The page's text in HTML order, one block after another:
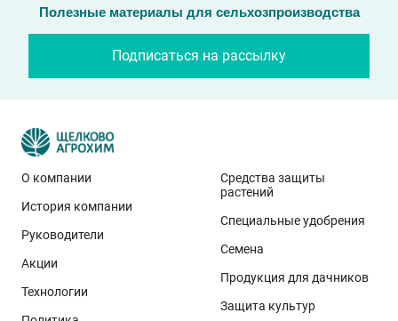
Эти результаты особенно показательны для
условий Приволжского федерального округа. Они
демонстрируют, что потенциал интенсивного сорта
реализуется при грамотном управлении
технологией: сбалансированном минеральном
Полезные материалы для сельхозпроизводства
Подписаться на рассылку
О компании
История компании
Руководители
Акции
Технологии
Средства защиты
растений
Специальные удобрения
Семена
Продукция для дачников
Защита культур